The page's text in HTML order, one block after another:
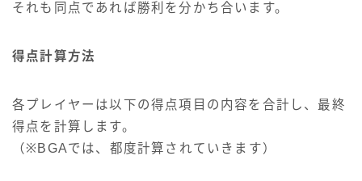
それも同点であれば勝利を分かち合います。
得点計算方法
各プレイヤーは以下の得点項目の内容を合計し、最終
得点を計算します。
（※BGAでは、都度計算されていきます）